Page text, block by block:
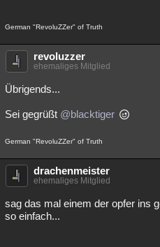
German "RevoluZZer" of Truth
revoluzzer
ehemaliges Mitglied
Übrigends...
Sei gegrüßt @blacktiger
German "RevoluZZer" of Truth
drachenmeister
ehemaliges Mitglied
sag das mal einem der opfer ins
so einfach...